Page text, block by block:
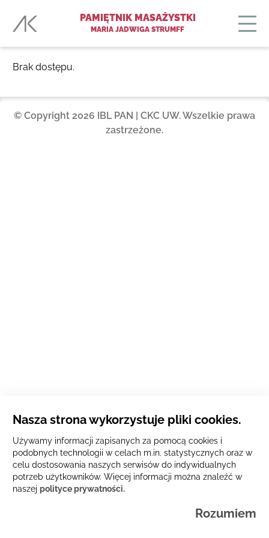
PAMIĘTNIK MASAŻYSTKI
MARIA JADWIGA STRUMFF
Brak dostępu.
© Copyright 2026 IBL PAN | CKC UW. Wszelkie prawa
zastrzeżone.
Nasza strona wykorzystuje pliki cookies.
Używamy informacji zapisanych za pomocą cookies i
podobnych technologii w celach m.in. statystycznych oraz w
celu dostosowania naszych serwisów do indywidualnych
potrzeb użytkowników. Więcej informacji można znaleźć w
naszejpolityce prywatności.
Rozumiem